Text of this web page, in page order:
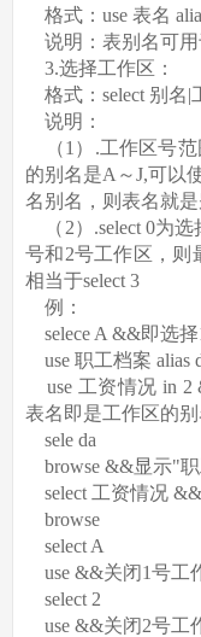
格式：use 表名
说明：表别名可用
3.选择工作区：
格式：select 别名|
说明：
（1）.工作区号范
的别名是A～J,可以
名别名，则表名就是
（2）.select 0为选
号和2号工作区，则
相当于select 3
例：
selece A &&即选
use 职工档案 alias
use 工资情况 in 2
表名即是工作区的别
sele da
browse &&显示"
select 工资情况
browse
select A
use &&关闭1号工
select 2
use &&关闭2号工